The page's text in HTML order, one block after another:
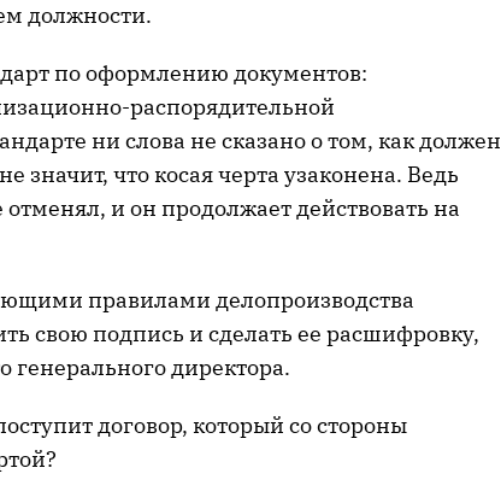
должности.
по оформлению документов:
распорядительной
ни слова не сказано о том, как должен
значит, что косая черта узаконена. Ведь
и он продолжает действовать на
правилами делопроизводства
свою подпись и сделать ее расшифровку,
генерального директора.
договор, который со стороны